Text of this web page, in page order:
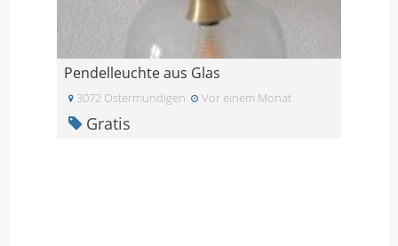
Pendelleuchte aus Glas
3072 Ostermundigen Vor einem Monat
Gratis